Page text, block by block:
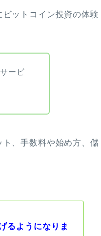
ットコイン投資の体験
ービ
、手数料や始め方、儲
るようになりま